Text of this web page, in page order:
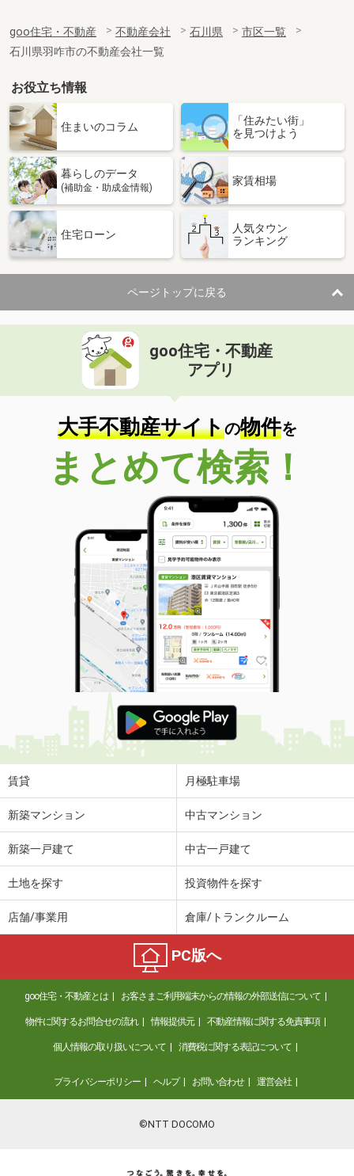
goo住宅・不動産 不動産会社 石川県
市区一覧
石川県羽咋市の不動産会社一覧
お役立ち情報
住まいのコラム
「住みたい街」
を見つけよう
暮らしのデータ
(補助金・助成金情報)
家賃相場
住宅ローン
人気タウン
ランキング
ページトップに戻る
goo住宅・不動産
アプリ
大手不動産サイトの物件を
まとめて検索！
賃貸 月極駐車場
新築マンション 中古マンション
新築一戸建て 中古一戸建て
土地を探す 投資物件を探す
店舗/事業用 倉庫/トランクルーム
PC版へ
goo住宅・不動産とは お客さまご利用端末からの情報の外部送信について
物件に関するお問合せの流れ 情報提供元 不動産情報に関する免責事項
個人情報の取り扱いについて 消費税に関する表記について
プライバシーポリシー ヘルプ お問い合わせ 運営会社
©NTT DOCOMO